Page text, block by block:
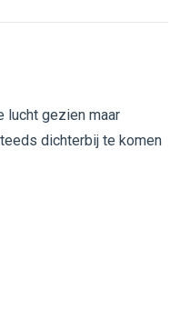
lucht gezien maar
dichterbij te komen